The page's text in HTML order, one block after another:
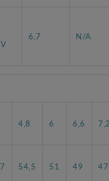
6,7 N/A
4,8 6 6,6
54,5 51 49 47